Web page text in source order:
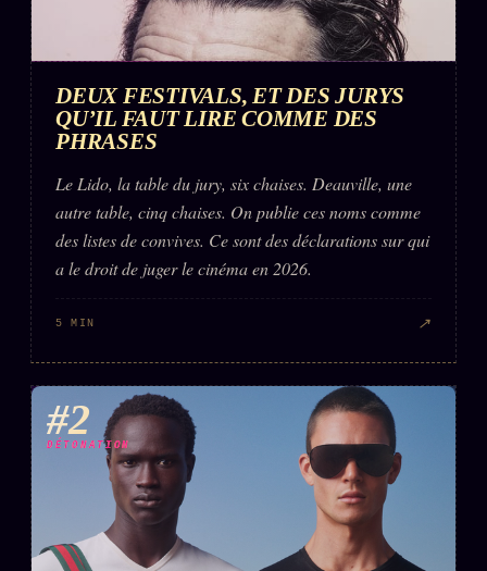
DEUX FESTIVALS, ET DES JURYS
QU’IL FAUT LIRE COMME DES
PHRASES
Le Lido, la table du jury, six chaises. Deauville, une
autre table, cinq chaises. On publie ces noms comme
des listes de convives. Ce sont des déclarations sur qui
a le droit de juger le cinéma en 2026.
5 MIN ↗
#2
DÉTONATION